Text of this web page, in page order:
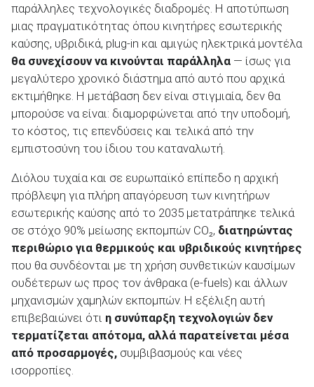
παράλληλες τεχνολογικές διαδρομές. Η αποτύπωση
μιας πραγματικότητας όπου κινητήρες εσωτερικής
καύσης, υβριδικά, plug-in και αμιγώς ηλεκτρικά μοντέλα
θα συνεχίσουν να κινούνται παράλληλα — ίσως για
μεγαλύτερο χρονικό διάστημα από αυτό που αρχικά
εκτιμήθηκε. Η μετάβαση δεν είναι στιγμιαία, δεν θα
μπορούσε να είναι: διαμορφώνεται από την υποδομή,
το κόστος, τις επενδύσεις και τελικά από την
εμπιστοσύνη του ίδιου του καταναλωτή.
Διόλου τυχαία και σε ευρωπαϊκό επίπεδο η αρχική
πρόβλεψη για πλήρη απαγόρευση των κινητήρων
εσωτερικής καύσης από το 2035 μετατράπηκε τελικά
σε στόχο 90% μείωσης εκπομπών CO₂, διατηρώντας
περιθώριο για θερμικούς και υβριδικούς κινητήρες
που θα συνδέονται με τη χρήση συνθετικών καυσίμων
ουδέτερων ως προς τον άνθρακα (e-fuels) και άλλων
μηχανισμών χαμηλών εκπομπών. Η εξέλιξη αυτή
επιβεβαιώνει ότι η συνύπαρξη τεχνολογιών δεν
τερματίζεται απότομα, αλλά παρατείνεται μέσα
από προσαρμογές, συμβιβασμούς και νέες
ισορροπίες.